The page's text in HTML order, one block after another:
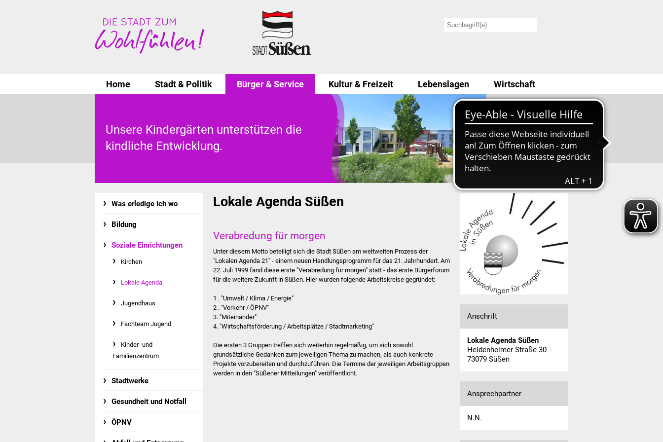
Home Stadt & Politik Bürger & Service Kultur & Freizeit Lebenslagen Wirtschaft
Unsere Kindergärten unterstützen die
kindliche Entwicklung.
Was erledige ich wo
Bildung
Soziale Einrichtungen
Kirchen
Lokale Agenda
Jugendhaus
Fachteam Jugend
Kinder- und
Familienzentrum
Stadtwerke
Gesundheit und Notfall
ÖPNV
Lokale Agenda Süßen
Verabredung für morgen
Unter diesem Motto beteiligt sich die Stadt Süßen am weltweiten Prozess der
"Lokalen Agenda 21" - einem neuen Handlungsprogramm für das 21. Jahrhundert. Am
22. Juli 1999 fand diese erste "Verabredung für morgen" statt - das erste Bürgerforum
für die weitere Zukunft in Süßen. Hier wurden folgende Arbeitskreise gegründet:
1 . "Umwelt / Klima / Energie"
2 . "Verkehr / ÖPNV"
3. "Miteinander"
4. "Wirtschaftsförderung / Arbeitsplätze / Stadtmarketing"
Die ersten 3 Gruppen treffen sich weiterhin regelmäßig, um sich sowohl
grundsätzliche Gedanken zum jeweiligen Thema zu machen, als auch konkrete
Projekte vorzubereiten und durchzuführen. Die Termine der jeweiligen Arbeitsgruppen
werden in den "Süßener Mitteilungen" veröffentlicht.
Anschrift
Lokale Agenda Süßen
Heidenheimer Straße 30
73079 Süßen
Ansprechpartner
N.N.